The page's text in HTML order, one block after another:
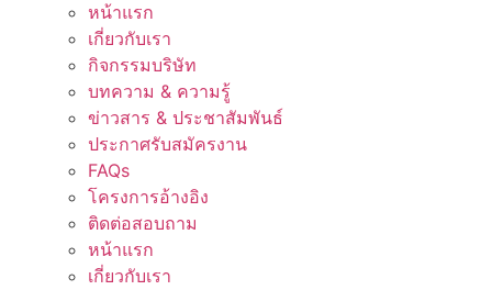
หน้าแรก
เกี่ยวกับเรา
กิจกรรมบริษัท
บทความ & ความรู้
ข่าวสาร & ประชาสัมพันธ์
ประกาศรับสมัครงาน
FAQs
โครงการอ้างอิง
ติดต่อสอบถาม
หน้าแรก
เกี่ยวกับเรา